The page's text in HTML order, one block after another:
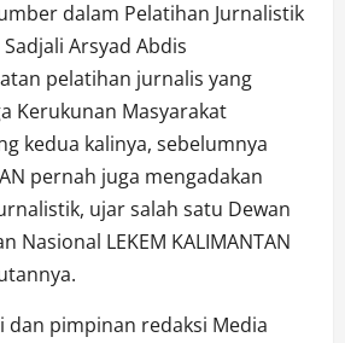
dalam Pelatihan Jurnalistik
Arsyad Abdis
pelatihan jurnalis yang
Kerukunan Masyarakat
kedua kalinya, sebelumnya
pernah juga mengadakan
ujar salah satu Dewan
Nasional LEKEM KALIMANTAN
dan pimpinan redaksi Media